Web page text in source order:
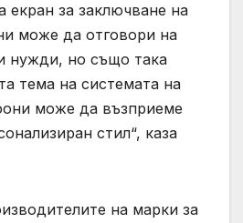
екран за заключване на
може да отговори на
нужди, но също така
тема на системата на
може да възприеме
стил“, каза
на марки за